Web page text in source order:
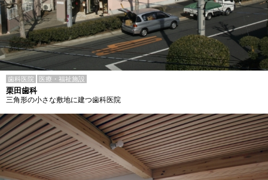
歯科医院 医療・福祉施設
栗田歯科
三角形の小さな敷地に建つ歯科医院